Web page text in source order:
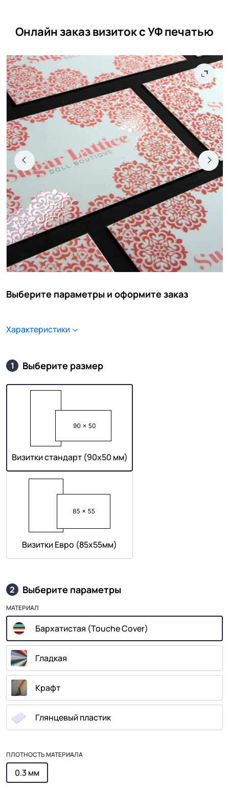
Онлайн заказ визиток с УФ печатью
Выберите параметры и оформите заказ
Характеристики
1 Выберите размер
Визитки стандарт (90х50 мм)
Визитки Евро (85х55мм)
2 Выберите параметры
МАТЕРИАЛ
Бархатистая (Touche Cover)
Гладкая
Крафт
Глянцевый пластик
ПЛОТНОСТЬ МАТЕРИАЛА
0.3 мм